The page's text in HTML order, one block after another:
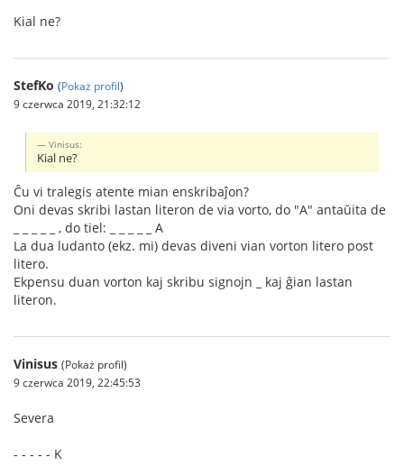
Kial ne?
StefKo (Pokaż profil)
9 czerwca 2019, 21:32:12
Vinisus:
Kial ne?
Ĉu vi tralegis atente mian enskribaĵon?
Oni devas skribi lastan literon de via vorto, do "A" antaŭita de
_ _ _ _ _ , do tiel: _ _ _ _ _ A
La dua ludanto (ekz. mi) devas diveni vian vorton litero post
litero.
Ekpensu duan vorton kaj skribu signojn _ kaj ĝian lastan
literon.
Vinisus (Pokaż profil)
9 czerwca 2019, 22:45:53
Severa
- - - - - K